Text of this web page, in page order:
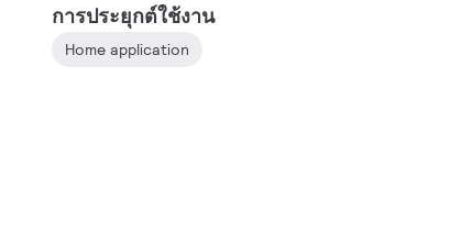
การประยุกต์ใช้งาน
Home application